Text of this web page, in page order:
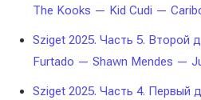
The Kooks — Kid Cudi —
Sziget 2025. Часть 5. Второй
Furtado — Shawn Mendes —
Sziget 2025. Часть 4. Первый